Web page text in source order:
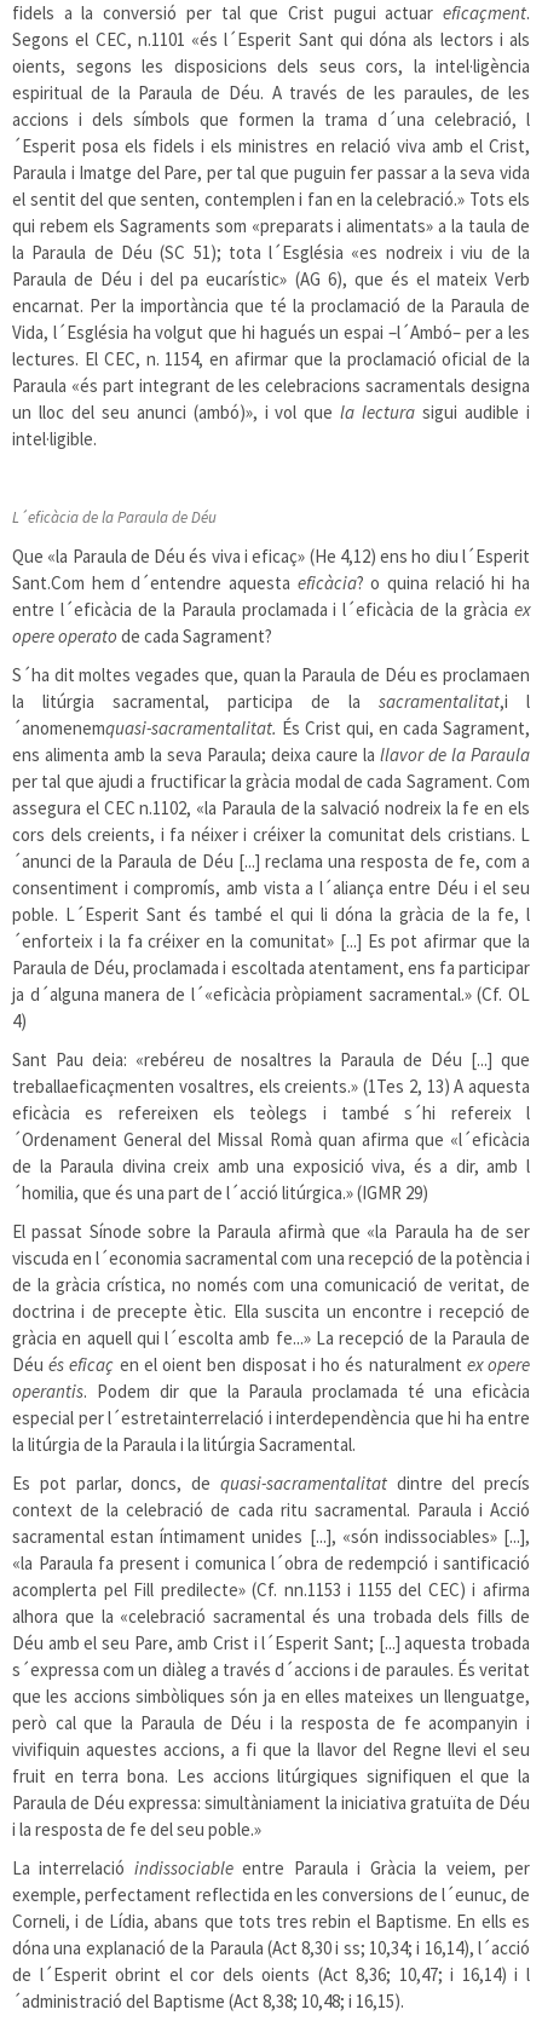
fidels a la conversió per tal que Crist pugui actuar eficaçment.
Segons el CEC, n.1101 «és l´Esperit Sant qui dóna als lectors i als
oients, segons les disposicions dels seus cors, la intel·ligència
espiritual de la Paraula de Déu. A través de les paraules, de les
accions i dels símbols que formen la trama d´una celebració, l
´Esperit posa els fidels i els ministres en relació viva amb el Crist,
Paraula i Imatge del Pare, per tal que puguin fer passar a la seva vida
el sentit del que senten, contemplen i fan en la celebració.» Tots els
qui rebem els Sagraments som «preparats i alimentats» a la taula de
la Paraula de Déu (SC 51); tota l´Església «es nodreix i viu de la
Paraula de Déu i del pa eucarístic» (AG 6), que és el mateix Verb
encarnat. Per la importància que té la proclamació de la Paraula de
Vida, l´Església ha volgut que hi hagués un espai –l´Ambó– per a les
lectures. El CEC, n. 1154, en afirmar que la proclamació oficial de la
Paraula «és part integrant de les celebracions sacramentals designa
un lloc del seu anunci (ambó)», i vol quela lectura sigui audible i
intel·ligible.
L´eficàcia de la Paraula de Déu
Que «la Paraula de Déu és viva i eficaç» (He 4,12) ens ho diu l´Esperit
Sant.Com hem d´entendre aquesta eficàcia? o quina relació hi ha
entre l´eficàcia de la Paraula proclamada i l´eficàcia de la gràcia ex
opere operato de cada Sagrament?
S´ha dit moltes vegades que, quan la Paraula de Déu es proclamaen
la litúrgia sacramental, participa de la sacramentalitat,i l
´anomenemquasi-sacramentalitat. És Crist qui, en cada Sagrament,
ens alimenta amb la seva Paraula; deixa caure la llavor de la Paraula
per tal que ajudi a fructificar la gràcia modal de cada Sagrament. Com
assegura el CEC n.1102, «la Paraula de la salvació nodreix la fe en els
cors dels creients, i fa néixer i créixer la comunitat dels cristians. L
´anunci de la Paraula de Déu [...] reclama una resposta de fe, com a
consentiment i compromís, amb vista a l´aliança entre Déu i el seu
poble. L´Esperit Sant és també el qui li dóna la gràcia de la fe, l
´enforteix i la fa créixer en la comunitat» [...] Es pot afirmar que la
Paraula de Déu, proclamada i escoltada atentament, ens fa participar
ja d´alguna manera de l´«eficàcia pròpiament sacramental.» (Cf. OL
4)
Sant Pau deia: «rebéreu de nosaltres la Paraula de Déu [...] que
treballaeficaçmenten vosaltres, els creients.» (1Tes 2, 13) A aquesta
eficàcia es refereixen els teòlegs i també s´hi refereix l
´Ordenament General del Missal Romà quan afirma que «l´eficàcia
de la Paraula divina creix amb una exposició viva, és a dir, amb l
´homilia, que és una part de l´acció litúrgica.» (IGMR 29)
El passat Sínode sobre la Paraula afirmà que «la Paraula ha de ser
viscuda en l´economia sacramental com una recepció de la potència i
de la gràcia crística, no només com una comunicació de veritat, de
doctrina i de precepte ètic. Ella suscita un encontre i recepció de
gràcia en aquell qui l´escolta amb fe...» La recepció de la Paraula de
Déués eficaç en el oient ben disposat i ho és naturalment ex opere
operantis. Podem dir que la Paraula proclamada té una eficàcia
especial per l´estretainterrelació i interdependència que hi ha entre
la litúrgia de la Paraula i la litúrgia Sacramental.
Es pot parlar, doncs, de quasi-sacramentalitatdintre del precís
context de la celebració de cada ritu sacramental. Paraula i Acció
sacramental estan íntimament unides [...], «són indissociables» [...],
«la Paraula fa present i comunica l´obra de redempció i santificació
acomplerta pel Fill predilecte» (Cf. nn.1153 i 1155 del CEC) i afirma
alhora que la «celebració sacramental és una trobada dels fills de
Déu amb el seu Pare, amb Crist i l´Esperit Sant; [...] aquesta trobada
s´expressa com un diàleg a través d´accions i de paraules. És veritat
que les accions simbòliques són ja en elles mateixes un llenguatge,
però cal que la Paraula de Déu i la resposta de fe acompanyin i
vivifiquin aquestes accions, a fi que la llavor del Regne llevi el seu
fruit en terra bona. Les accions litúrgiques signifiquen el que la
Paraula de Déu expressa: simultàniament la iniciativa gratuïta de Déu
i la resposta de fe del seu poble.»
La interrelació indissociableentre Paraula i Gràcia la veiem, per
exemple, perfectament reflectida en les conversions de l´eunuc, de
Corneli, i de Lídia, abans que tots tres rebin el Baptisme. En ells es
dóna una explanació de la Paraula (Act 8,30 i ss; 10,34; i 16,14), l´acció
de l´Esperit obrint el cor dels oients (Act 8,36; 10,47; i 16,14) i l
´administració del Baptisme (Act 8,38; 10,48; i 16,15).